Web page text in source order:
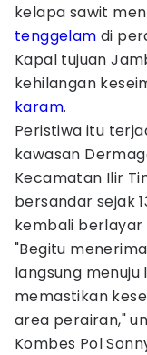
kelapa sawit
tenggelam di
Kapal tujuan
kehilangan
karam.
Peristiwa itu
kawasan
Kecamatan Ilir
bersandar sejak
kembali berlayar
"Begitu
langsung menuju
memastikan
area perairan,"
Kombes Pol